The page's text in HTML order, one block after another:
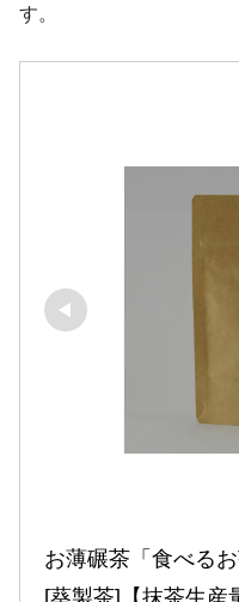
す。
お薄碾茶「食べる
[葵製茶]【抹茶生産